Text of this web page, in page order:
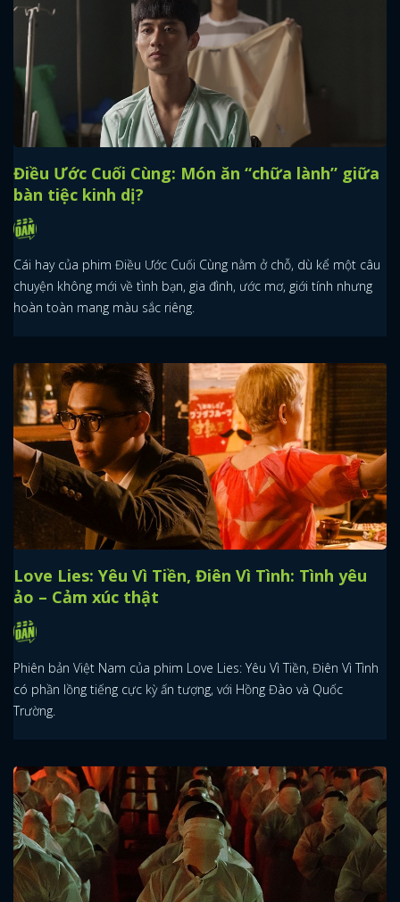
Điều Ước Cuối Cùng: Món ăn “chữa lành” giữa
bàn tiệc kinh dị?
Cái hay của phim Điều Ước Cuối Cùng nằm ở chỗ, dù kể một câu
chuyện không mới về tình bạn, gia đình, ước mơ, giới tính nhưng
hoàn toàn mang màu sắc riêng.
Love Lies: Yêu Vì Tiền, Điên Vì Tình: Tình yêu
ảo – Cảm xúc thật
Phiên bản Việt Nam của phim Love Lies: Yêu Vì Tiền, Điên Vì Tình
có phần lồng tiếng cực kỳ ấn tượng, với Hồng Đào và Quốc
Trường.